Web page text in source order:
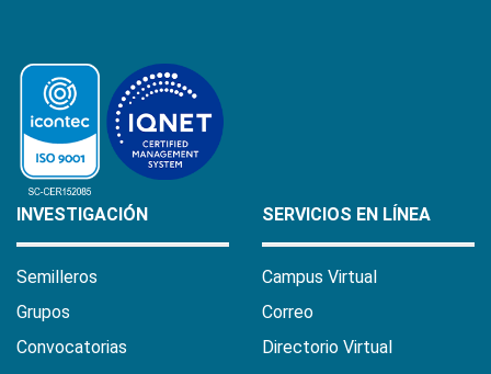
INVESTIGACIÓN
Semilleros
Grupos
Convocatorias
SERVICIOS EN LÍNEA
Campus Virtual
Correo
Directorio Virtual